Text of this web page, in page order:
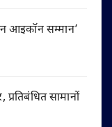
आइकॉन सम्मान’
सामानों